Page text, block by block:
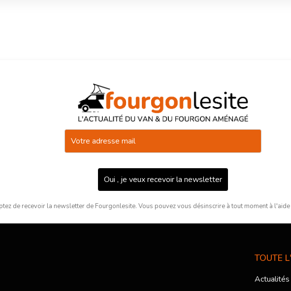
Oui , je veux recevoir la newsletter
de recevoir la newsletter de Fourgonlesite. Vous pouvez vous désinscrire à tout moment à
TOUTE
Actualités